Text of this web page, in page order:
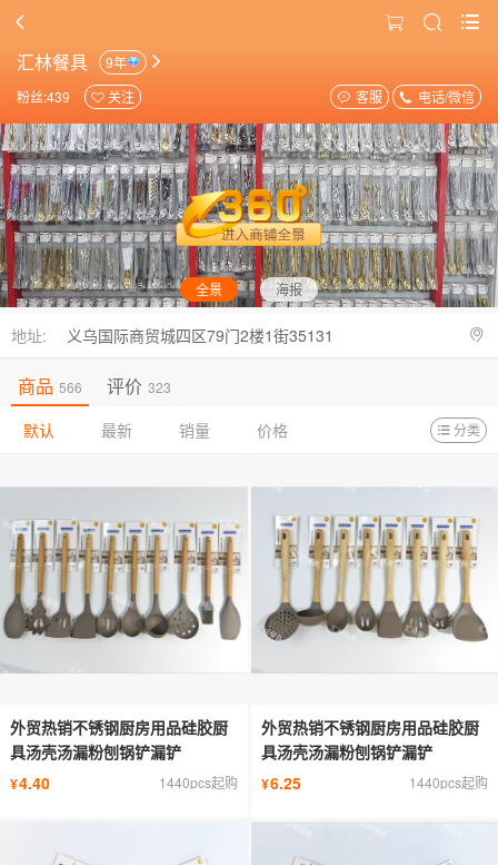
汇林餐具
9年
粉丝:439
关注 客服 电话/微信
全景 海报
地址: 义乌国际商贸城四区79门2楼1街35131
商品 566 评价 323
默认 最新 销量 价格 分类
外贸热销不锈钢厨房用品硅胶厨
具汤壳汤漏粉刨锅铲漏铲
¥4.40 1440pcs起购
外贸热销不锈钢厨房用品硅胶厨
具汤壳汤漏粉刨锅铲漏铲
¥6.25 1440pcs起购